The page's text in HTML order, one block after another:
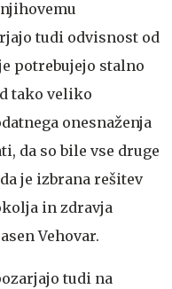
tudi odvisnost od
potrebujejo stalno
tako veliko
onesnaženja
da so bile vse druge
je izbrana rešitev
in zdravja
Vehovar.
tudi na